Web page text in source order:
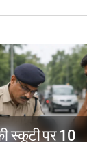
स्कूटी पर 10